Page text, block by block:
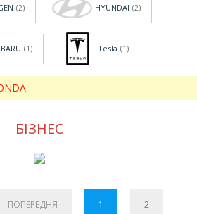
(2) HYUNDAI (2)
(1) Tesla (1)
БІЗНЕС
ПОПЕРЕДНЯ 1 2